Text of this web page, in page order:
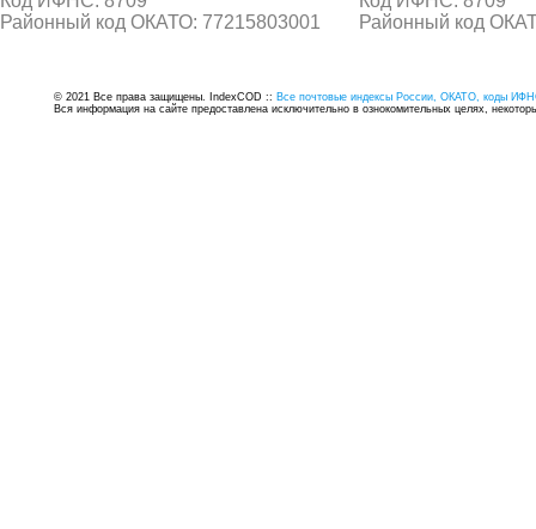
Районный код ОКАТО: 77215803001
Районный код
© 2021 Все права защищены. IndexCOD :: Все почтовые индексы России, ОКАТО, коды
Вся информация на сайте предоставлена исключительно в ознокомительных целях,